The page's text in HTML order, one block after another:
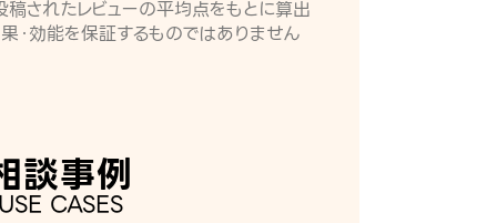
されたレビューの平均点をもとに算出
効能を保証するものではありません
談事例
CASES